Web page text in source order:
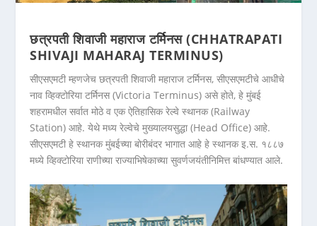
छत्रपती शिवाजी महाराज टर्मिनस (CHHATRAPATI
SHIVAJI MAHARAJ TERMINUS)
सीएसएमटी म्हणजेच छत्रपती शिवाजी महाराज टर्मिनस, सीएसएमटीचे आधीचे
नाव व्हिक्टोरिया टर्मिनस (Victoria Terminus) असे होते, हे मुंबई
शहरामधील सर्वात मोठे व एक ऐतिहासिक रेल्वे स्थानक (Railway
Station) आहे. येथे मध्य रेल्वेचे मुख्यालयसुद्धा (Head Office) आहे.
सीएसएमटी हे स्थानक मुंबईच्या बोरीबंदर भागात आहे हे स्थानक इ.स. १८८७
मध्ये व्हिक्टोरिया राणीच्या राज्याभिषेकाच्या सुवर्णजयंतीनिमित्त बांधण्यात आले.